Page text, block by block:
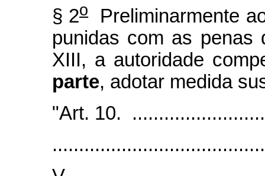
§ 2oPreliminarmente
punidas com as
XIII, a autoridade
parte, adotar medida
"Art. 10.